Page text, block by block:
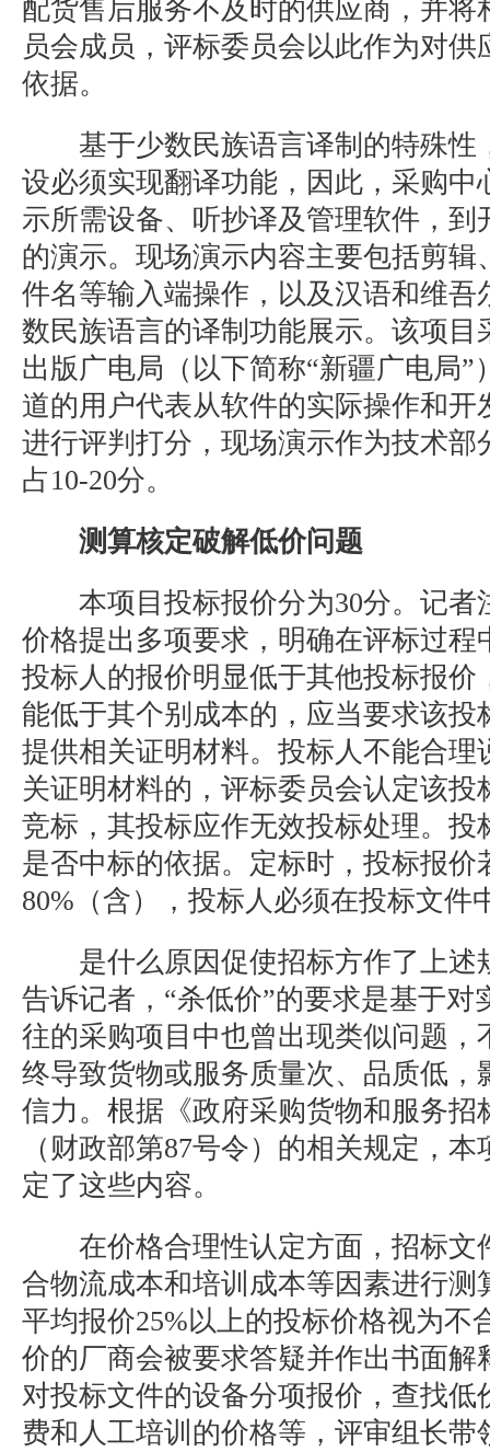
配货售后服务不及时的供应商，并将
员会成员，评标委员会以此作为对
依据。
基于少数民族语言译制的特殊性
设必须实现翻译功能，因此，采购中
示所需设备、听抄译及管理软件，到
的演示。现场演示内容主要包括剪辑
件名等输入端操作，以及汉语和维吾
数民族语言的译制功能展示。该项
出版广电局（以下简称“新疆广电局”
道的用户代表从软件的实际操作和开
进行评判打分，现场演示作为技术部
占10-20分。
测算核定破解低价问题
本项目投标报价分为30分。记者
价格提出多项要求，明确在评标过程
投标人的报价明显低于其他投标报价
能低于其个别成本的，应当要求该投
提供相关证明材料。投标人不能合理
关证明材料的，评标委员会认定该投
竞标，其投标应作无效投标处理。投
是否中标的依据。定标时，投标报价
80%（含），投标人必须在投标文件
是什么原因促使招标方作了上述
告诉记者，“杀低价”的要求是基于对
往的采购项目中也曾出现类似问题，
终导致货物或服务质量次、品质低，
信力。根据《政府采购货物和服务招
（财政部第87号令）的相关规定，
定了这些内容。
在价格合理性认定方面，招标文
合物流成本和培训成本等因素进行测
平均报价25%以上的投标价格视为不
价的厂商会被要求答疑并作出书面解
对投标文件的设备分项报价，查找低
费和人工培训的价格等，评审组长带